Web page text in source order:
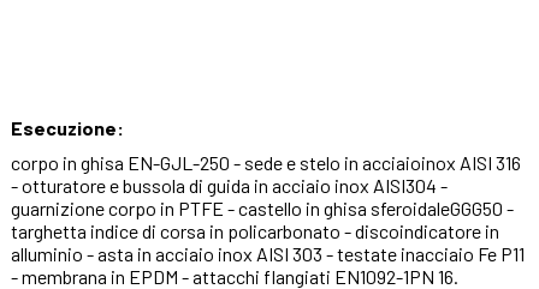
Esecuzione:
corpo in ghisa EN-GJL-250 - sede e stelo in acciaioinox AISI 316
- otturatore e bussola di guida in acciaio inox AISI304 -
guarnizione corpo in PTFE - castello in ghisa sferoidaleGGG50 -
targhetta indice di corsa in policarbonato - discoindicatore in
alluminio - asta in acciaio inox AISI 303 - testate inacciaio Fe P11
- membrana in EPDM - attacchi flangiati EN1092-1PN 16.